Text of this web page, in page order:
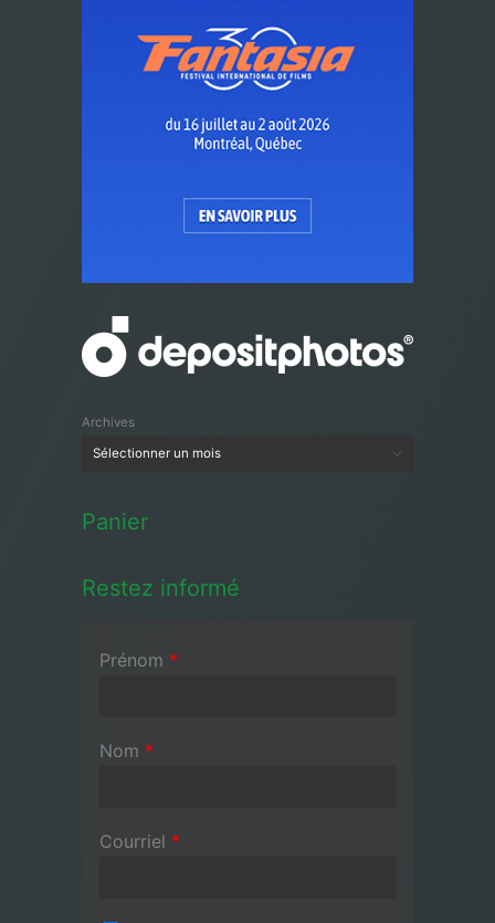
Archives
Panier
Restez informé
Prénom *
Nom *
Courriel *